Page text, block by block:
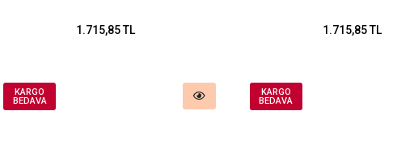
1.715,85 TL 1.715,85 TL
KARGO
BEDAVA
KARGO
BEDAVA